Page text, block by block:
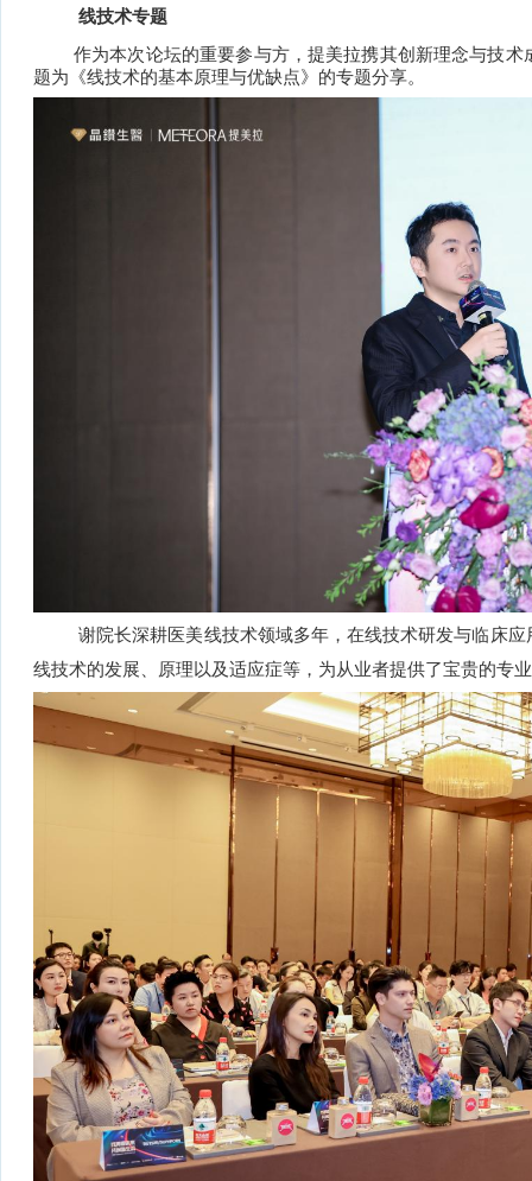
线技术专题
作为本次论坛的重要参与方，提美拉携其创新理念与技
题为《线技术的基本原理与优缺点》的专题分享。
谢院长深耕医美线技术领域多年，在线技术研发与临床
线技术的发展、原理以及适应症等，为从业者提供了宝贵的专业